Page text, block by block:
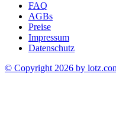
FAQ
AGBs
Preise
Impressum
Datenschutz
© Copyright 2026 by